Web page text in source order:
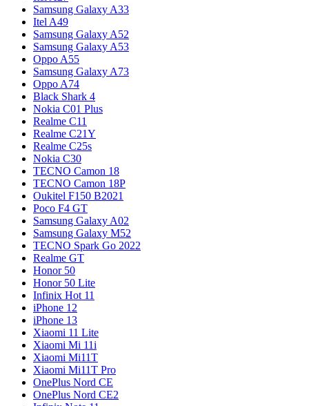
Samsung Galaxy A33
Itel A49
Samsung Galaxy A52
Samsung Galaxy A53
Oppo A55
Samsung Galaxy A73
Oppo A74
Black Shark 4
Nokia C01 Plus
Realme C11
Realme C21Y
Realme C25s
Nokia C30
TECNO Camon 18
TECNO Camon 18P
Oukitel F150 B2021
Poco F4 GT
Samsung Galaxy A02
Samsung Galaxy M52
TECNO Spark Go 2022
Realme GT
Honor 50
Honor 50 Lite
Infinix Hot 11
iPhone 12
iPhone 13
Xiaomi 11 Lite
Xiaomi Mi 11i
Xiaomi Mi11T
Xiaomi Mi11T Pro
OnePlus Nord CE
OnePlus Nord CE2